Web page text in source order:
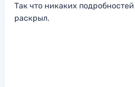
Так что никаких
раскрыл.